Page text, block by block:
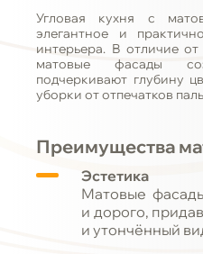
Угловая кухня с
элегантное и
интерьера. В отличие
матовые фасады
подчеркивают глубину
уборки от отпечатков
Преимущества
Эстетика
Матовые
и дорого,
и утончённый